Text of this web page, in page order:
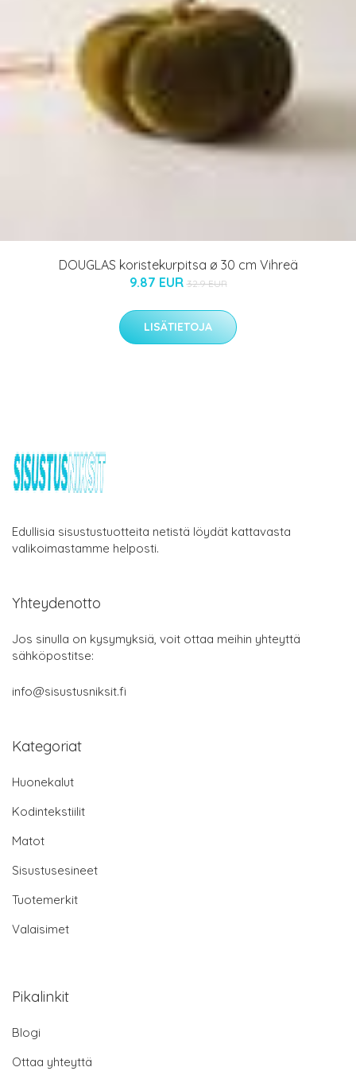
DOUGLAS koristekurpitsa ø 30 cm Vihreä
9.87 EUR 32.9 EUR
LISÄTIETOJA
Edullisia sisustustuotteita netistä löydät kattavasta
valikoimastamme helposti.
Yhteydenotto
Jos sinulla on kysymyksiä, voit ottaa meihin yhteyttä
sähköpostitse:
info@sisustusniksit.fi
Kategoriat
Huonekalut
Kodintekstiilit
Matot
Sisustusesineet
Tuotemerkit
Valaisimet
Pikalinkit
Blogi
Ottaa yhteyttä